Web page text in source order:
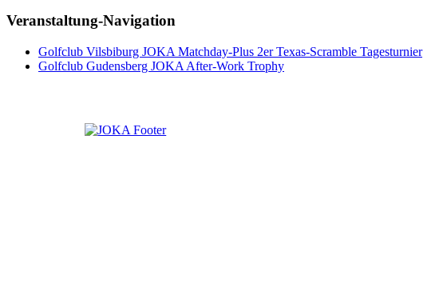
Veranstaltung-Navigation
Golfclub Vilsbiburg JOKA Matchday-Plus 2er Texas-Scramble Tagesturnier
Golfclub Gudensberg JOKA After-Work Trophy